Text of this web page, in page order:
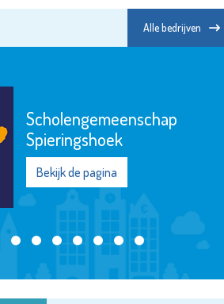
Alle bedrijven
Scholengemeenschap
Spieringshoek
Bekijk de pagina